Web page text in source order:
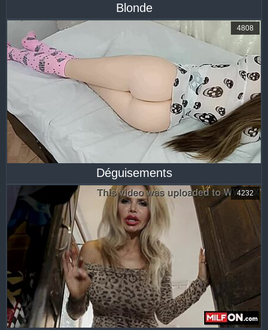
Blonde
4808
Déguisements
4232